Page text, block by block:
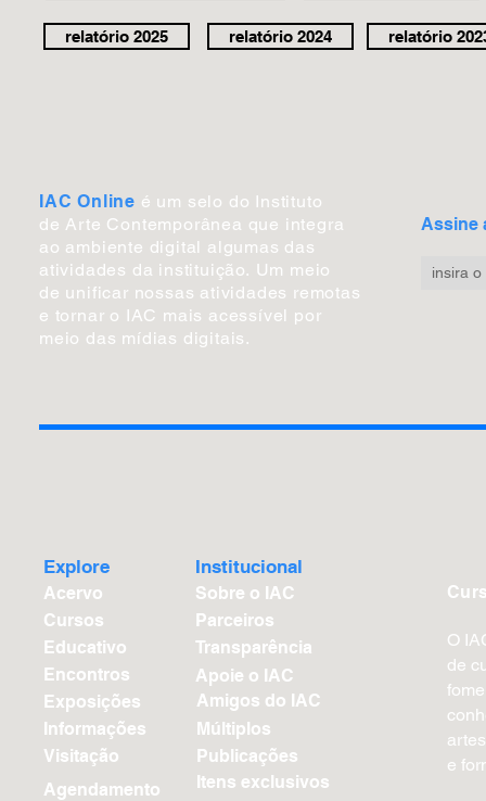
relatório 2025 relatório 2024 relatório
Assine
IAC Online é um selo do Instituto
de Arte Contemporânea que integra
ao ambiente digital algumas das
atividades da instituição. Um meio
de unificar nossas atividades remotas
e tornar o IAC mais acessível por
meio das mídias digitais.
Explore
Acervo
Cursos
Educativo
Encontros
Exposições
Informações
Visitação
Agendamento
Institucional
Sobre o IAC
Parceiros
Transparência
Apoie o IAC
Amigos do IAC
Múltiplos
Publicações
Itens exclusivos
O
de
e